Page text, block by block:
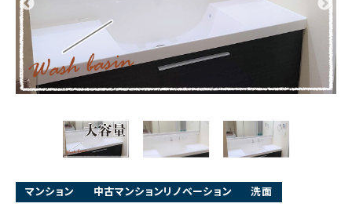
マンション 中古マンションリノベーション 洗面